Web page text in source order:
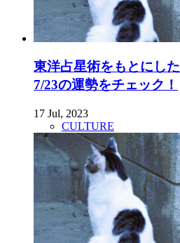
東洋占星術をもとにし
7/23の運勢をチェック！
17 Jul, 2023
CULTURE